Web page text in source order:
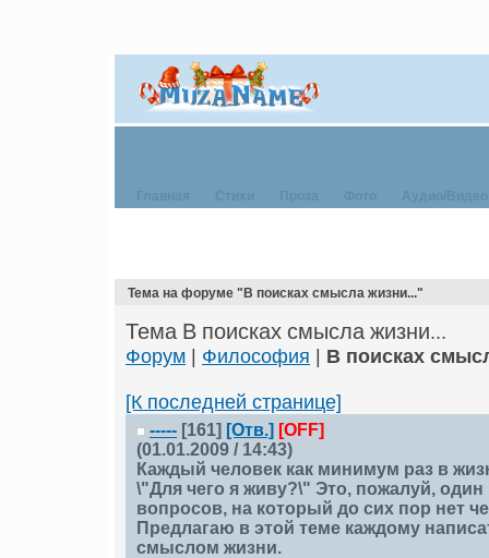
Тема на форуме "В поисках смысла жизни..."
Тема В поисках смысла жизни...
Форум Философия В поисках
[К последней странице]
----- [161] [Отв.] [OFF]
(01.01.2009 / 14:43)
Каждый человек как минимум раз в
\"Для чего я живу?\" Это, пожалуй, один
вопросов, на который до сих пор нет
Предлагаю в этой теме каждому
смыслом жизни.